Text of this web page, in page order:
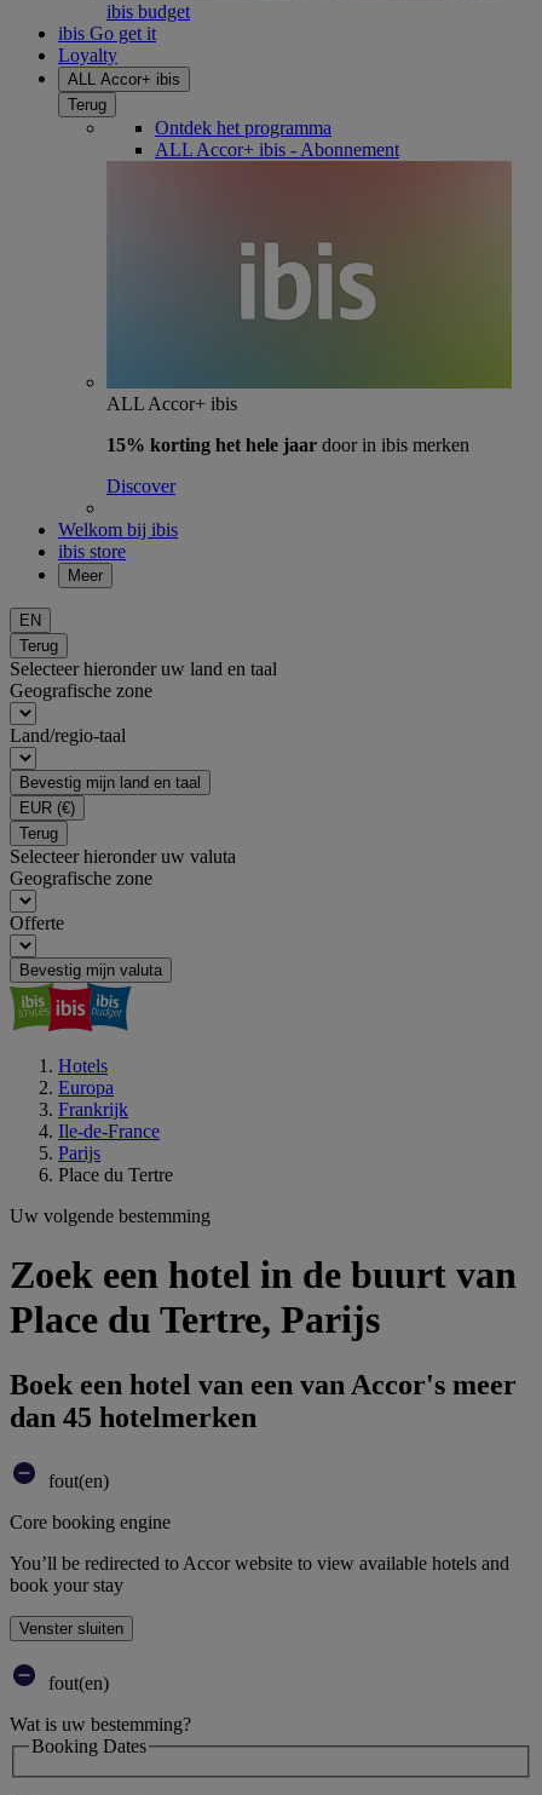
ibis budget
ibis Go get it
Loyalty
ALL Accor+ ibis
Terug
Ontdek het programma
ALL Accor+ ibis - Abonnement
ALL Accor+ ibis
15% korting het hele jaar door in ibis merken
Discover
Welkom bij ibis
ibis store
Meer
EN
Terug
Selecteer hieronder uw land en taal
Geografische zone
Land/regio-taal
Bevestig mijn land en taal
EUR (€)
Terug
Selecteer hieronder uw valuta
Geografische zone
Offerte
Bevestig mijn valuta
Hotels
Europa
Frankrijk
Ile-de-France
Parijs
Place du Tertre
Uw volgende bestemming
Zoek een hotel in de buurt van
Place du Tertre, Parijs
Boek een hotel van een van Accor's meer
dan 45 hotelmerken
fout(en)
Core booking engine
You’ll be redirected to Accor website to view available hotels and
book your stay
Venster sluiten
fout(en)
Wat is uw bestemming?
Booking Dates